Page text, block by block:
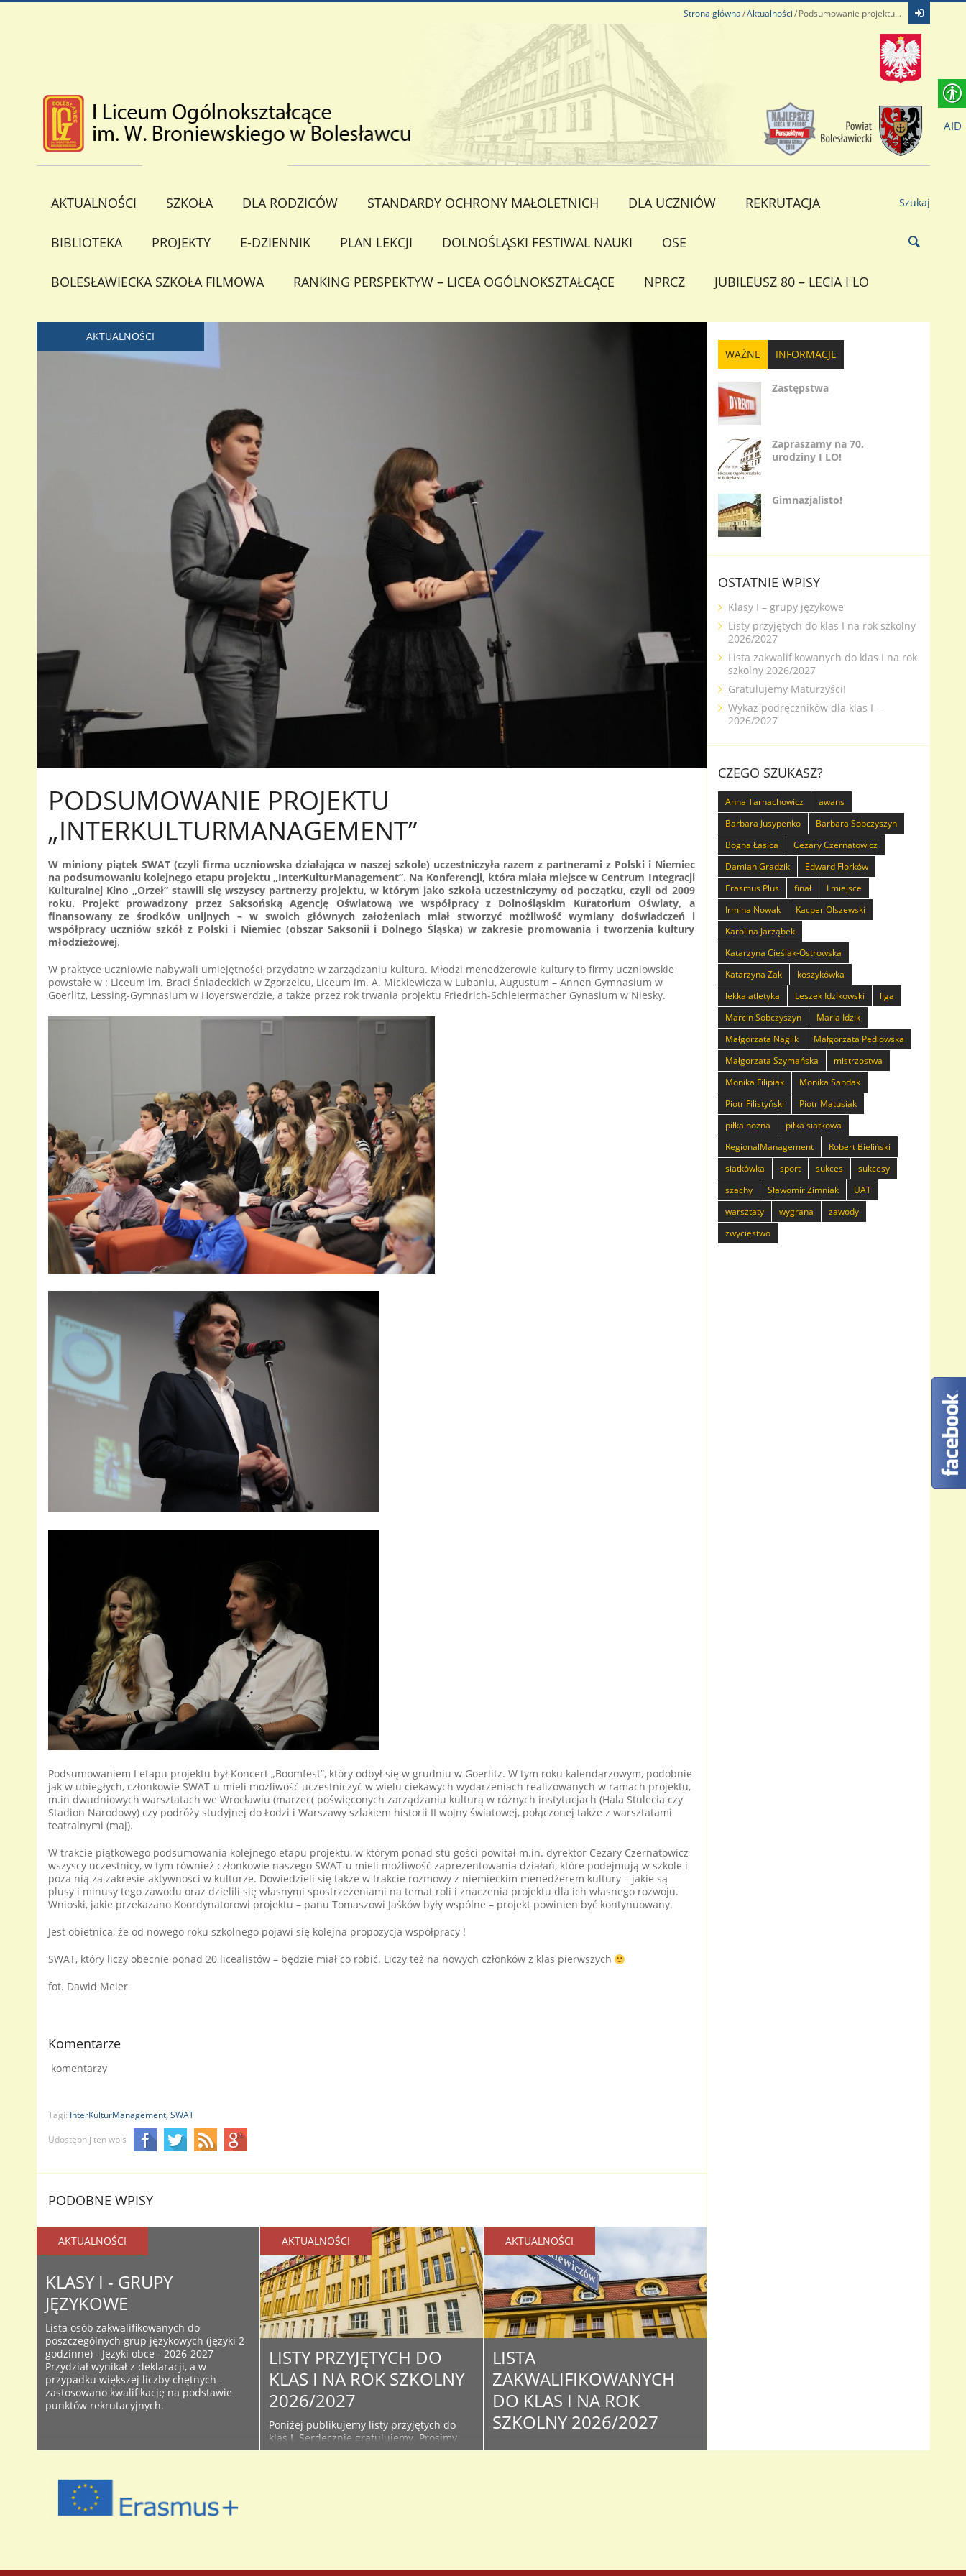
Strona główna Aktualności Podsumowanie projektu...
AKTUALNOŚCI SZKOŁA DLA RODZICÓW STANDARDY OCHRONY MAŁOLETNICH DLA UCZNIÓW REKRUTACJA
BIBLIOTEKA PROJEKTY E-DZIENNIK PLAN LEKCJI DOLNOŚLĄSKI FESTIWAL NAUKI OSE
BOLESŁAWIECKA SZKOŁA FILMOWA RANKING PERSPEKTYW – LICEA OGÓLNOKSZTAŁCĄCE NPRCZ JUBILEUSZ 80 – LECIA I LO
Szukaj
AKTUALNOŚCI
PODSUMOWANIE PROJEKTU
„INTERKULTURMANAGEMENT”
W miniony piątek SWAT (czyli firma uczniowska działająca w naszej szkole) uczestniczyła razem z partnerami z Polski i Niemiec
na podsumowaniu kolejnego etapu projektu „InterKulturManagement”. Na Konferencji, która miała miejsce w Centrum Integracji
Kulturalnej Kino „Orzeł” stawili się wszyscy partnerzy projektu, w którym jako szkoła uczestniczymy od początku, czyli od 2009
roku. Projekt prowadzony przez Saksońską Agencję Oświatową we współpracy z Dolnośląskim Kuratorium Oświaty, a
finansowany ze środków unijnych – w swoich głównych założeniach miał stworzyć możliwość wymiany doświadczeń i
współpracy uczniów szkół z Polski i Niemiec (obszar Saksonii i Dolnego Śląska) w zakresie promowania i tworzenia kultury
młodzieżowej.
W praktyce uczniowie nabywali umiejętności przydatne w zarządzaniu kulturą. Młodzi menedżerowie kultury to firmy uczniowskie
powstałe w : Liceum im. Braci Śniadeckich w Zgorzelcu, Liceum im. A. Mickiewicza w Lubaniu, Augustum – Annen Gymnasium w
Goerlitz, Lessing-Gymnasium w Hoyerswerdzie, a także przez rok trwania projektu Friedrich-Schleiermacher Gynasium w Niesky.
Podsumowaniem I etapu projektu był Koncert „Boomfest”, który odbył się w grudniu w Goerlitz. W tym roku kalendarzowym, podobnie
jak w ubiegłych, członkowie SWAT-u mieli możliwość uczestniczyć w wielu ciekawych wydarzeniach realizowanych w ramach projektu,
m.in dwudniowych warsztatach we Wrocławiu (marzec( poświęconych zarządzaniu kulturą w różnych instytucjach (Hala Stulecia czy
Stadion Narodowy) czy podróży studyjnej do Łodzi i Warszawy szlakiem historii II wojny światowej, połączonej także z warsztatami
teatralnymi (maj).
W trakcie piątkowego podsumowania kolejnego etapu projektu, w którym ponad stu gości powitał m.in. dyrektor Cezary Czernatowicz
wszyscy uczestnicy, w tym również członkowie naszego SWAT-u mieli możliwość zaprezentowania działań, które podejmują w szkole i
poza nią za zakresie aktywności w kulturze. Dowiedzieli się także w trakcie rozmowy z niemieckim menedżerem kultury – jakie są
plusy i minusy tego zawodu oraz dzielili się własnymi spostrzeżeniami na temat roli i znaczenia projektu dla ich własnego rozwoju.
Wnioski, jakie przekazano Koordynatorowi projektu – panu Tomaszowi Jaśków były wspólne – projekt powinien być kontynuowany.
Jest obietnica, że od nowego roku szkolnego pojawi się kolejna propozycja współpracy !
SWAT, który liczy obecnie ponad 20 licealistów – będzie miał co robić. Liczy też na nowych członków z klas pierwszych
fot. Dawid Meier
Komentarze
komentarzy
Tagi: InterKulturManagement, SWAT
Udostępnij ten wpis
PODOBNE WPISY
AKTUALNOŚCI
KLASY I - GRUPY
JĘZYKOWE
Lista osób zakwalifikowanych do
poszczególnych grup językowych (języki 2-
godzinne) - Języki obce - 2026-2027
Przydział wynikał z deklaracji, a w
przypadku większej liczby chętnych -
zastosowano kwalifikację na podstawie
punktów rekrutacyjnych.
AKTUALNOŚCI
LISTY PRZYJĘTYCH DO
KLAS I NA ROK SZKOLNY
2026/2027
Poniżej publikujemy listy przyjętych do
klas I. Serdecznie gratulujemy. Prosimy
śledzić bieżące informacje na stronie i
AKTUALNOŚCI
LISTA
ZAKWALIFIKOWANYCH
DO KLAS I NA ROK
SZKOLNY 2026/2027
Poniżej publikujemy listy
WAŻNE INFORMACJE
Zastępstwa
Zapraszamy na 70.
urodziny I LO!
Gimnazjalisto!
OSTATNIE WPISY
Klasy I – grupy językowe
Listy przyjętych do klas I na rok szkolny
2026/2027
Lista zakwalifikowanych do klas I na rok
szkolny 2026/2027
Gratulujemy Maturzyści!
Wykaz podręczników dla klas I –
2026/2027
CZEGO SZUKASZ?
Anna Tarnachowicz
awans
Barbara Jusypenko
Barbara Sobczyszyn
Bogna Łasica
Cezary Czernatowicz
Damian Gradzik
Edward Florków
Erasmus Plus
finał
I miejsce
Irmina Nowak
Kacper Olszewski
Karolina Jarząbek
Katarzyna Cieślak-Ostrowska
Katarzyna Żak
koszykówka
lekka atletyka
Leszek Idzikowski
liga
Marcin Sobczyszyn
Maria Idzik
Małgorzata Naglik
Małgorzata Pędlowska
Małgorzata Szymańska
mistrzostwa
Monika Filipiak
Monika Sandak
Piotr Filistyński
Piotr Matusiak
piłka nożna
piłka siatkowa
RegionalManagement
Robert Bieliński
siatkówka
sport sukces
sukcesy
szachy
Sławomir Zimniak
UAT
warsztaty
wygrana
zawody
zwycięstwo
AID